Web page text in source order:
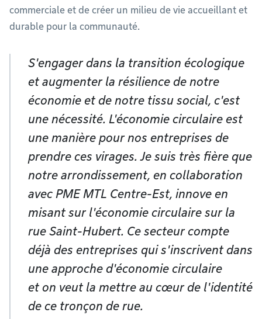
commerciale et de créer un milieu de vie accueillant et
durable pour la communauté.
S'engager dans la transition écologique
et augmenter la résilience de notre
économie et de notre tissu social, c'est
une nécessité. L'économie circulaire est
une manière pour nos entreprises de
prendre ces virages. Je suis très fière que
notre arrondissement, en collaboration
avec PME MTL Centre-Est, innove en
misant sur l'économie circulaire sur la
rue Saint-Hubert. Ce secteur compte
déjà des entreprises qui s'inscrivent dans
une approche d'économie circulaire
et on veut la mettre au cœur de l'identité
de ce tronçon de rue.